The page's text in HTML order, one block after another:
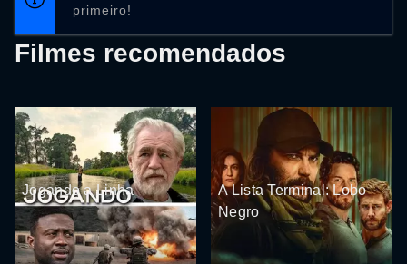
primeiro!
Filmes recomendados
Jogando a Linha
A Lista Terminal: Lobo
Negro